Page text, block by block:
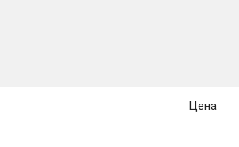
Цена